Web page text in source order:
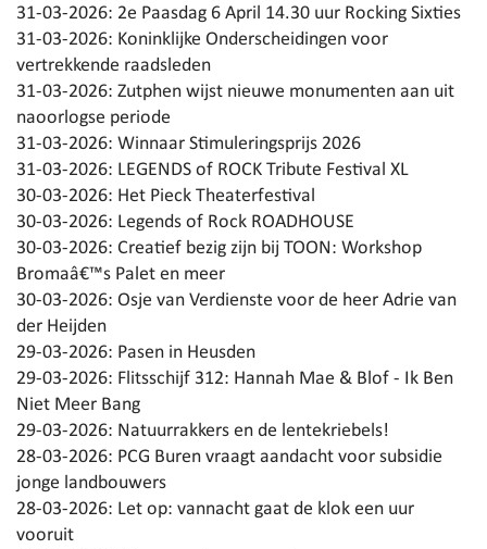
31-03-2026: 2e Paasdag 6 April 14.30 uur Rocking Sixties
31-03-2026: Koninklijke Onderscheidingen voor
vertrekkende raadsleden
31-03-2026: Zutphen wijst nieuwe monumenten aan uit
naoorlogse periode
31-03-2026: Winnaar Stimuleringsprijs 2026
31-03-2026: LEGENDS of ROCK Tribute Festival XL
30-03-2026: Het Pieck Theaterfestival
30-03-2026: Legends of Rock ROADHOUSE
30-03-2026: Creatief bezig zijn bij TOON: Workshop
Bromaâ€™s Palet en meer
30-03-2026: Osje van Verdienste voor de heer Adrie van
der Heijden
29-03-2026: Pasen in Heusden
29-03-2026: Flitsschijf 312: Hannah Mae & Blof - Ik Ben
Niet Meer Bang
29-03-2026: Natuurrakkers en de lentekriebels!
28-03-2026: PCG Buren vraagt aandacht voor subsidie
jonge landbouwers
28-03-2026: Let op: vannacht gaat de klok een uur
vooruit